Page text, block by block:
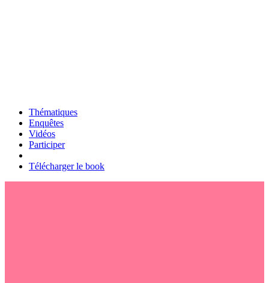
Thématiques
Enquêtes
Vidéos
Participer
Télécharger le book